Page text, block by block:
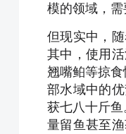
模的领域，需
但现实中，
其中，使用
翘嘴鲌等掠
部水域中的
获七八十斤
量留鱼甚至